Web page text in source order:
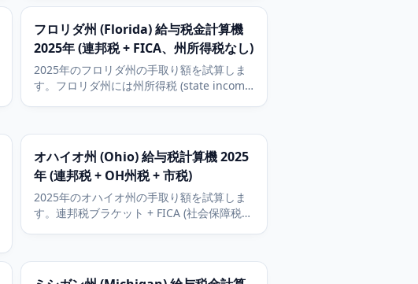
フォルニア州所得税の概算を含みます。
401(k) (確定拠出年金) とHSA (医療貯蓄口座)
の控除に対応。
フロリダ州 (Florida) 給与税金計算機
2025年 (連邦税 + FICA、州所得税なし)
2025年のフロリダ州の手取り額を試算しま
す。フロリダ州には州所得税 (state income
し引いた額です。401(k) (確定拠出年金) と
HSA (医療貯蓄口座) の控除に対応。
オハイオ州 (Ohio) 給与税計算機 2025
年 (連邦税 + OH州税 + 市税)
2025年のオハイオ州の手取り額を試算しま
す。連邦税ブラケット + FICA (社会保障税・
ンバス、シンシナティなどの市の地方自治体
所得税も追加できます。